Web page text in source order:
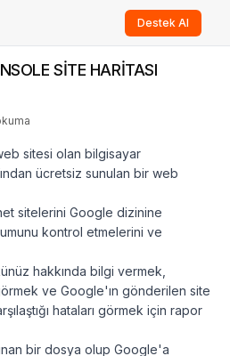
Destek Al
SİTE HARİTASI
sitesi olan bilgisayar
ücretsiz sunulan bir web
sitelerini Google dizinine
kontrol etmelerini ve
hakkında bilgi vermek,
ve Google'ın gönderilen site
hataları görmek için rapor
bir dosya olup Google'a